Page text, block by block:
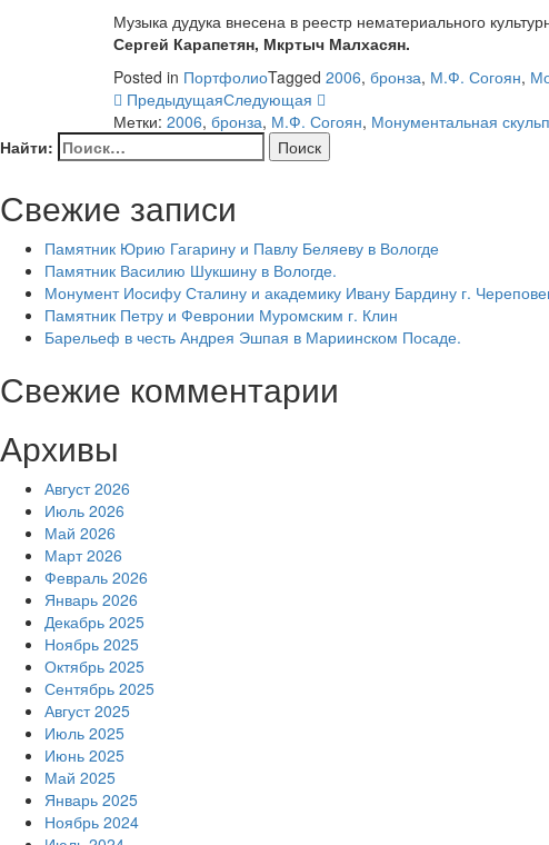
Музыка дудука внесена в реестр нематериального
Сергей Карапетян, Мкртыч Малхасян.
Posted in ПортфолиоTagged 2006, бронза, М.Ф. Согоян,
ПредыдущаяСледующая
Метки: 2006, бронза, М.Ф. Согоян, Монументальная
Найти:
Свежие записи
Памятник Юрию Гагарину и Павлу Беляеву в Вологде
Памятник Василию Шукшину в Вологде.
Монумент Иосифу Сталину и академику Ивану Бардину г.
Памятник Петру и Февронии Муромским г. Клин
Барельеф в честь Андрея Эшпая в Мариинском Посаде.
Свежие комментарии
Архивы
Август 2026
Июль 2026
Май 2026
Март 2026
Февраль 2026
Январь 2026
Декабрь 2025
Ноябрь 2025
Октябрь 2025
Сентябрь 2025
Август 2025
Июль 2025
Июнь 2025
Май 2025
Январь 2025
Ноябрь 2024